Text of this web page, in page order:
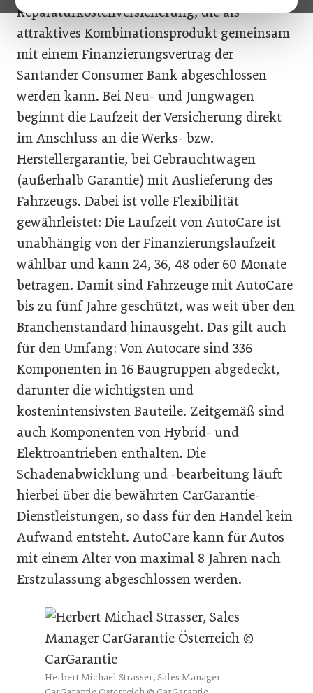
Reparaturkostenversicherung, die als
attraktives Kombinationsprodukt gemeinsam
mit einem Finanzierungsvertrag der
Santander Consumer Bank abgeschlossen
werden kann. Bei Neu- und Jungwagen
beginnt die Laufzeit der Versicherung direkt
im Anschluss an die Werks- bzw.
Herstellergarantie, bei Gebrauchtwagen
(außerhalb Garantie) mit Auslieferung des
Fahrzeugs. Dabei ist volle Flexibilität
gewährleistet: Die Laufzeit von AutoCare ist
unabhängig von der Finanzierungslaufzeit
wählbar und kann 24, 36, 48 oder 60 Monate
betragen. Damit sind Fahrzeuge mit AutoCare
bis zu fünf Jahre geschützt, was weit über den
Branchenstandard hinausgeht. Das gilt auch
für den Umfang: Von Autocare sind 336
Komponenten in 16 Baugruppen abgedeckt,
darunter die wichtigsten und
kostenintensivsten Bauteile. Zeitgemäß sind
auch Komponenten von Hybrid- und
Elektroantrieben enthalten. Die
Schadenabwicklung und -bearbeitung läuft
hierbei über die bewährten CarGarantie-
Dienstleistungen, so dass für den Handel kein
Aufwand entsteht. AutoCare kann für Autos
mit einem Alter von maximal 8 Jahren nach
Erstzulassung abgeschlossen werden.
Herbert Michael Strasser, Sales Manager